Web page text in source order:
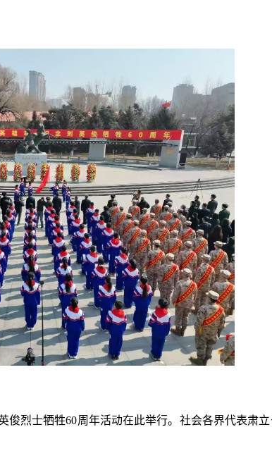
烈士牺牲60周年活动在此举行。社会各界代表肃